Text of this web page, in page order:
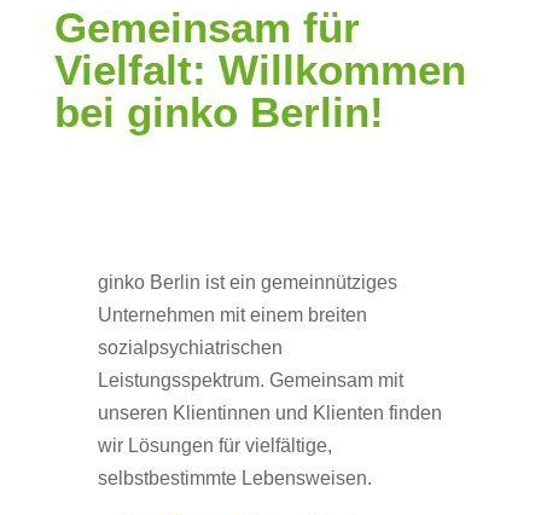
Gemeinsam für
Vielfalt: Willkommen
bei ginko Berlin!
ginko Berlin ist ein gemeinnütziges
Unternehmen mit einem breiten
sozialpsychiatrischen
Leistungsspektrum. Gemeinsam mit
unseren Klientinnen und Klienten finden
wir Lösungen für vielfältige,
selbstbestimmte Lebensweisen.